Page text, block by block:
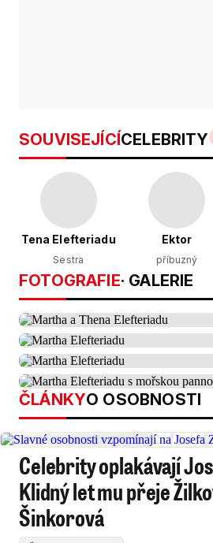
SOUVISEJÍCÍCELEBRITY
Tena Elefteriadu
Sestra
Ektor
příbuzný
FOTOGRAFIE· GALERIE
ČLÁNKYO OSOBNOSTI
Celebrity oplakávají
Klidný let mu přeje
Šinkorová